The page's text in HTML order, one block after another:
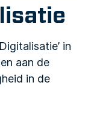
in
aan de
in de